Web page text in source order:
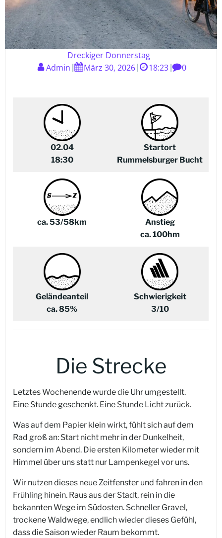
Dreckiger Donnerstag
Admin
März 30, 2026 18:23 0
02.04
18:30
Startort
Rummelsburger Bucht
ca. 53/58km
Anstieg
ca. 100hm
Geländeanteil
ca. 85%
Schwierigkeit
3/10
Die Strecke
Letztes Wochenende wurde die Uhr umgestellt.
Eine Stunde geschenkt. Eine Stunde Licht zurück.
Was auf dem Papier klein wirkt, fühlt sich auf dem
Rad groß an: Start nicht mehr in der Dunkelheit,
sondern im Abend. Die ersten Kilometer wieder mit
Himmel über uns statt nur Lampenkegel vor uns.
Wir nutzen dieses neue Zeitfenster und fahren in den
Frühling hinein. Raus aus der Stadt, rein in die
bekannten Wege im Südosten. Schneller Gravel,
trockene Waldwege, endlich wieder dieses Gefühl,
dass die Saison wieder Raum bekommt.